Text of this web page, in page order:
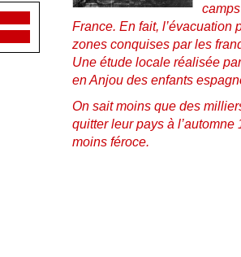
France. En fait,
zones conquises par les
Une étude locale réalisée
en Anjou des enfants
On sait moins que des
quitter leur pays à
moins féroce.